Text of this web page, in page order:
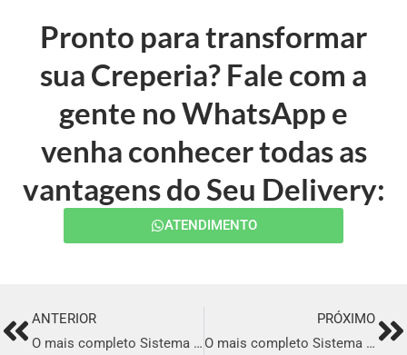
Pronto para transformar
sua Creperia? Fale com a
gente no WhatsApp e
venha conhecer todas as
vantagens do Seu Delivery:
ATENDIMENTO
PrevANTERIOR
O mais completo Sistema para Delivery de Creperia em Vinhedo
PRÓXIMO
O mais completo Sistema para Delivery de Creperia em Bom Jesus da Lapa